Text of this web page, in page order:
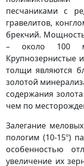
песчаниками с
гравелитов,
брекчий.
– около 100
Крупнозернистые
толщи являются
золотой
содержания
чем по
Залегание
пологим (10-15º)
особенностью
увеличение их